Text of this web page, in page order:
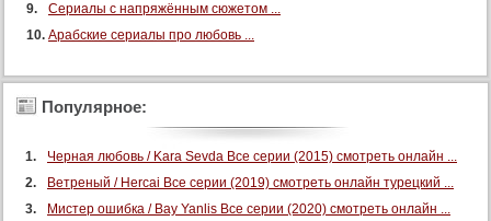
Сериалы с напряжённым сюжетом ...
Арабские сериалы про любовь ...
Популярное:
Черная любовь / Kara Sevda Все серии (2015) смотреть онлайн ...
Ветреный / Hercai Все серии (2019) смотреть онлайн турецкий ...
Мистер ошибка / Bay Yanlis Все серии (2020) смотреть онлайн ...